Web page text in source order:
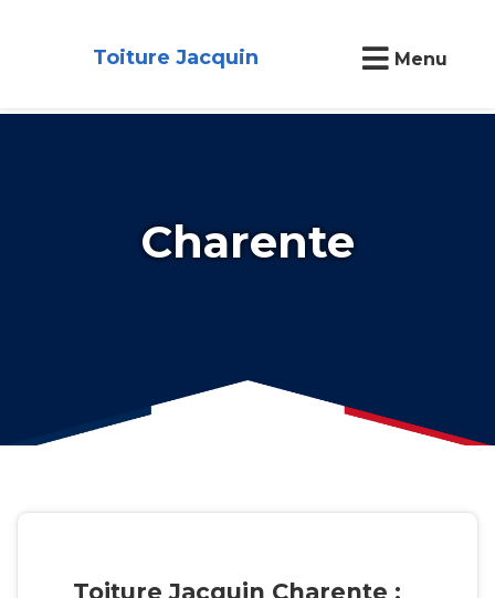
Toiture Jacquin Menu
Charente
Toiture Jacquin Charente :